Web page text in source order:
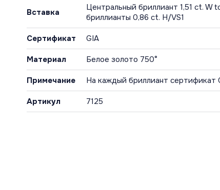
Вставка
Центральный бриллиант 1,51 ct. W
бриллианты 0,86 ct. H/VS1
Сертификат GIA
Материал Белое золото 750°
Примечание На каждый бриллиант сертификат
Артикул 7125